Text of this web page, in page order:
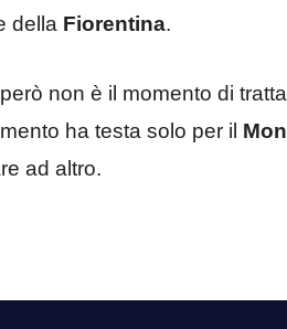
della Fiorentina.
non è il momento di
ha testa solo per il
ad altro.